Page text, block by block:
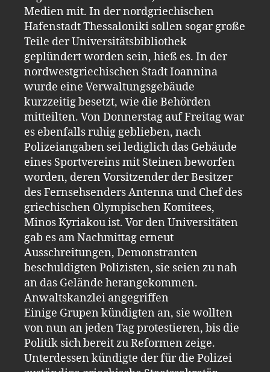
Medien mit. In der nordgriechischen
Hafenstadt Thessaloniki sollen sogar große
Teile der Universitätsbibliothek
geplündert worden sein, hieß es. In der
nordwestgriechischen Stadt Ioannina
wurde eine Verwaltungsgebäude
kurzzeitig besetzt, wie die Behörden
mitteilten. Von Donnerstag auf Freitag war
es ebenfalls ruhig geblieben, nach
Polizeiangaben sei lediglich das Gebäude
eines Sportvereins mit Steinen beworfen
worden, deren Vorsitzender der Besitzer
des Fernsehsenders Antenna und Chef des
griechischen Olympischen Komitees,
Minos Kyriakou ist. Vor den Universitäten
gab es am Nachmittag erneut
Ausschreitungen, Demonstranten
beschuldigten Polizisten, sie seien zu nah
an das Gelände herangekommen.
Anwaltskanzlei angegriffen
Einige Grupen kündigten an, sie wollten
von nun an jeden Tag protestieren, bis die
Politik sich bereit zu Reformen zeige.
Unterdessen kündigte der für die Polizei